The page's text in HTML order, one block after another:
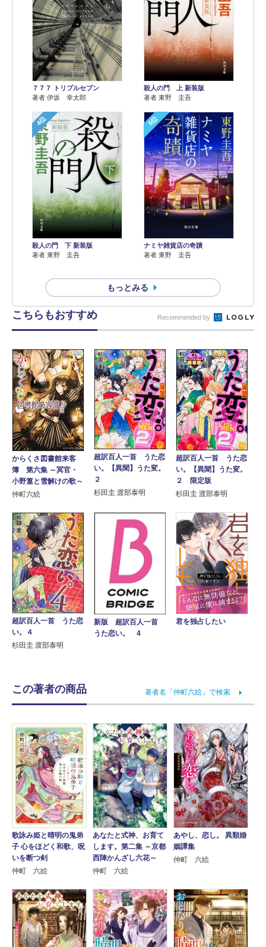
７７７ トリプルセブン
著者 伊坂 幸太郎
殺人の門 上 新装版
著者 東野 圭吾
4位
殺人の門 下 新装版
著者 東野 圭吾
5位
ナミヤ雑貨店の奇蹟
著者 東野 圭吾
もっとみる
こちらもおすすめ Recommended by
からくさ図書館来客
簿 第六集 ～冥官・
小野篁と雪解けの歌～
仲町六絵
超訳百人一首 うた恋
い。【異聞】うた変。
２
杉田圭 渡部泰明
超訳百人一首 うた恋
い。【異聞】うた変。
２ 限定版
杉田圭 渡部泰明
超訳百人一首 うた恋
い。４
杉田圭 渡部泰明
新版 超訳百人一首
うた恋い。 4
君を独占したい
この著者の商品 著者名「仲町六絵」で検索
歌詠み姫と晴明の鬼弟
子 心をほどく和歌、呪
いを断つ剣
仲町 六絵
あなたと式神、お育て
します。第二集 ～京都
西陣かんざし六花～
仲町 六絵
あやし、恋し。 異類婚
姻譚集
仲町 六絵